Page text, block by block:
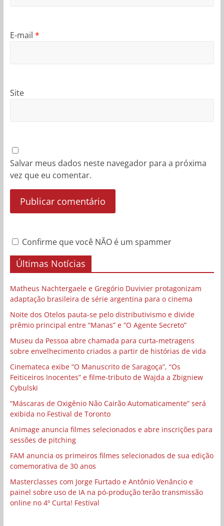
E-mail *
Site
Salvar meus dados neste navegador para a próxima
vez que eu comentar.
Confirme que você NÃO é um spammer
Últimas Notícias
Matheus Nachtergaele e Gregório Duvivier protagonizam
adaptação brasileira de série argentina para o cinema
Noite dos Otelos pauta-se pelo distributivismo e divide
prêmio principal entre “Manas” e “O Agente Secreto”
Museu da Pessoa abre chamada para curta-metragens
sobre envelhecimento criados a partir de histórias de vida
Cinemateca exibe “O Manuscrito de Saragoça”, “Os
Feiticeiros Inocentes” e filme-tributo de Wajda a Zbigniew
Cybulski
“Máscaras de Oxigênio Não Cairão Automaticamente” será
exibida no Festival de Toronto
Animage anuncia filmes selecionados e abre inscrições para
sessões de pitching
FAM anuncia os primeiros filmes selecionados de sua edição
comemorativa de 30 anos
Masterclasses com Jorge Furtado e Antônio Venâncio e
painel sobre uso de IA na pó-produção terão transmissão
online no 4º Curta! Festival